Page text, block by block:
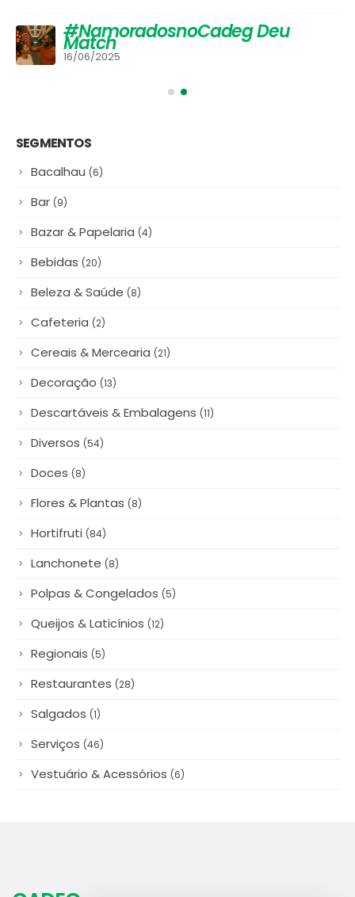
#NamoradosnoCadeg Deu
Match
16/06/2025
SEGMENTOS
Bacalhau (6)
Bar (9)
Bazar & Papelaria (4)
Bebidas (20)
Beleza & Saúde (8)
Cafeteria (2)
Cereais & Mercearia (21)
Decoração (13)
Descartáveis & Embalagens (11)
Diversos (54)
Doces (8)
Flores & Plantas (8)
Hortifruti (84)
Lanchonete (8)
Polpas & Congelados (5)
Queijos & Laticínios (12)
Regionais (5)
Restaurantes (28)
Salgados (1)
Serviços (46)
Vestuário & Acessórios (6)